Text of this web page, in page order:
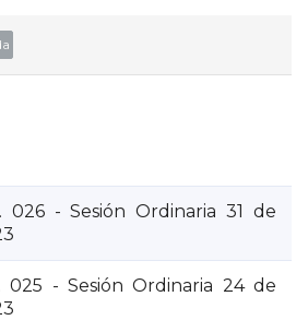
026 - Sesión Ordinaria 31 de
025 - Sesión Ordinaria 24 de